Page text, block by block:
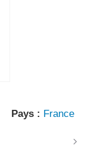
Pays : France